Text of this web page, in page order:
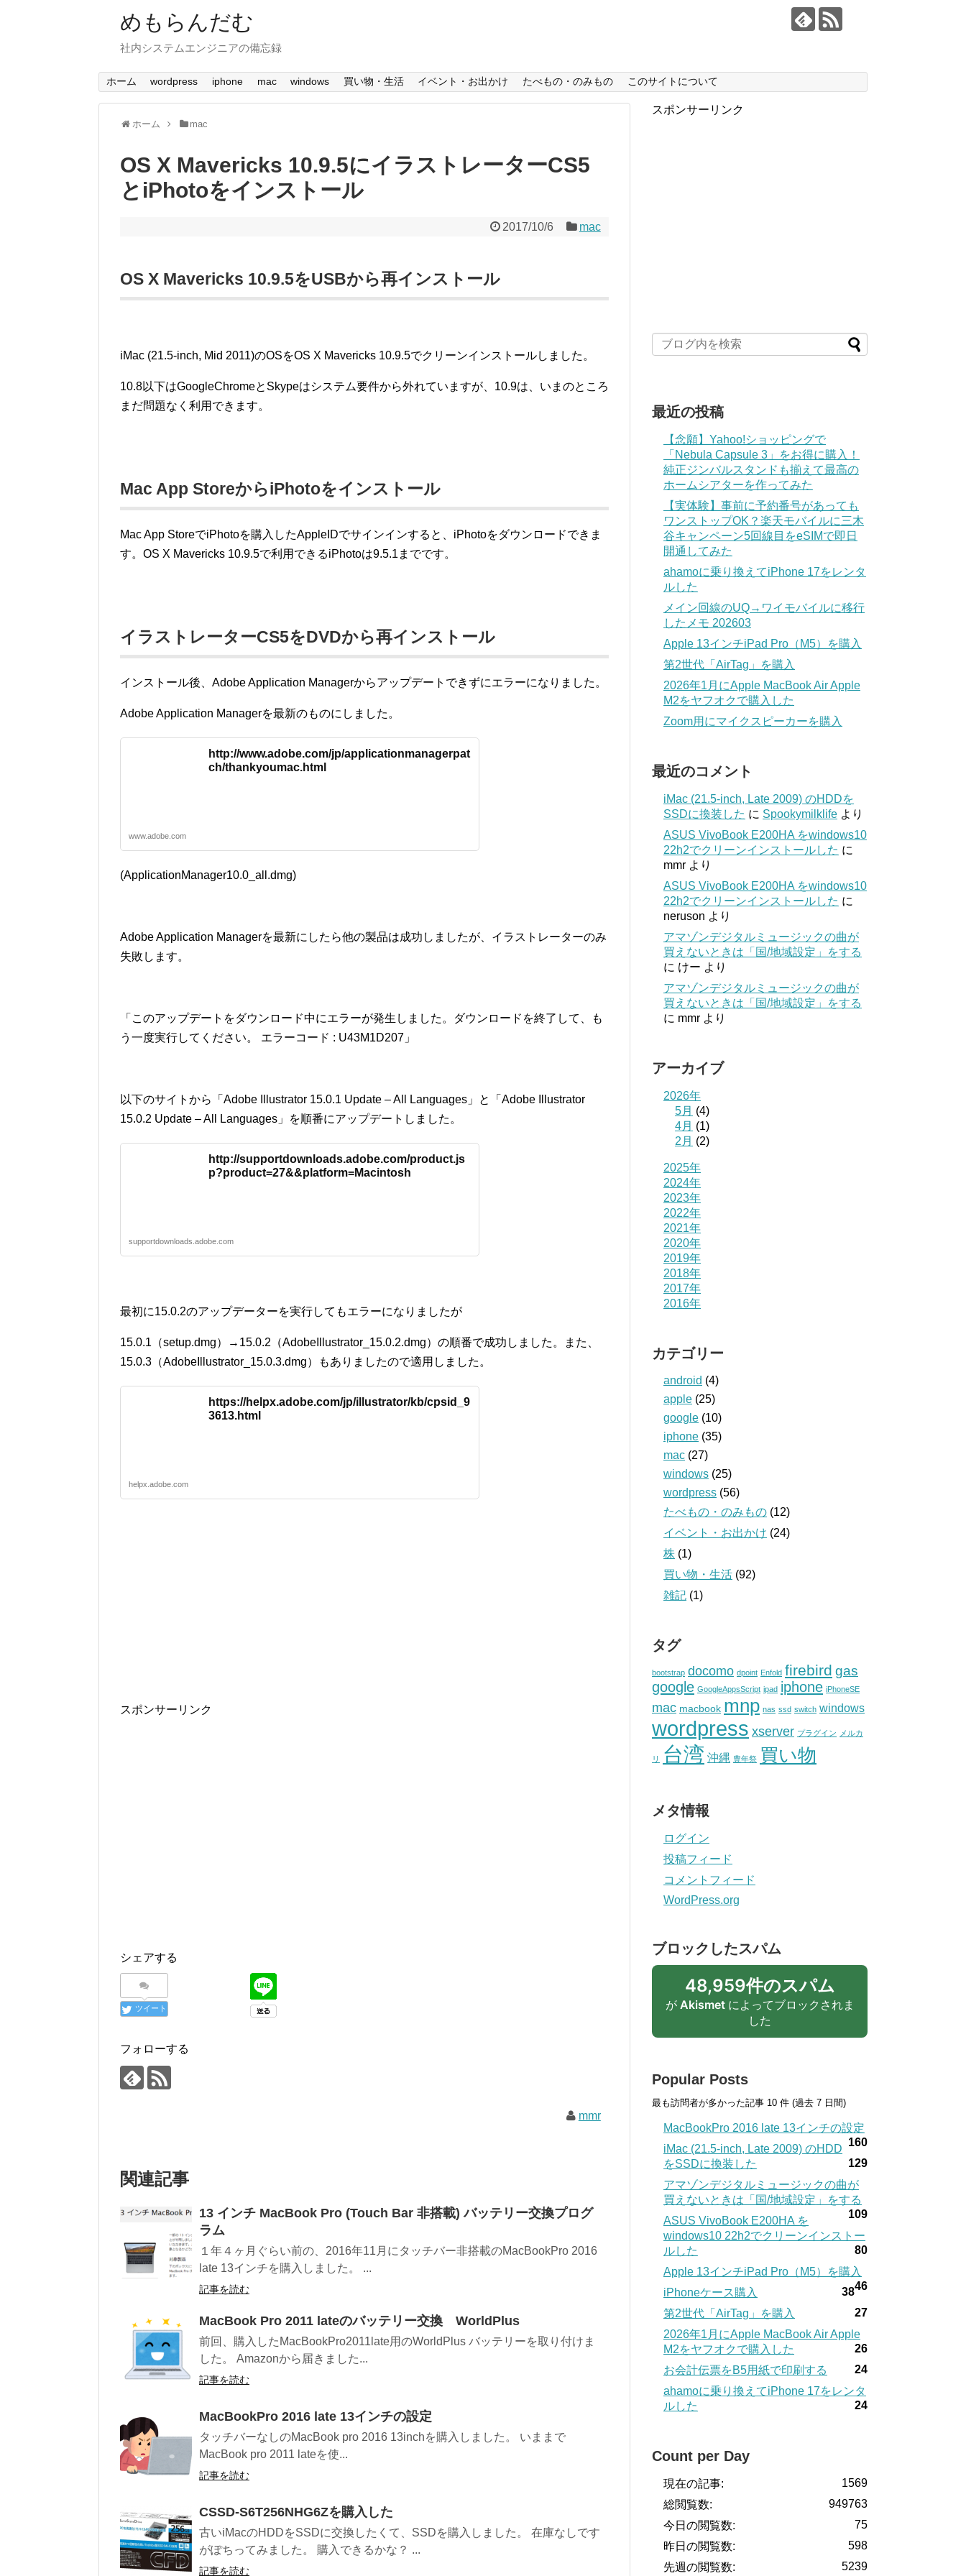
めもらんだむ
社内システムエンジニアの備忘録
ホーム wordpress iphone mac windows 買い物・生活 イベント・お出かけ たべもの・のみもの このサイトについて
ホーム mac
OS X Mavericks 10.9.5にイラストレーターCS5
とiPhotoをインストール
2017/10/6 mac
OS X Mavericks 10.9.5をUSBから再インストール
iMac (21.5-inch, Mid 2011)のOSをOS X Mavericks 10.9.5でクリーンインストールしました。
10.8以下はGoogleChromeとSkypeはシステム要件から外れていますが、10.9は、いまのところ
まだ問題なく利用できます。
Mac App StoreからiPhotoをインストール
Mac App StoreでiPhotoを購入したAppleIDでサインインすると、iPhotoをダウンロードできま
す。OS X Mavericks 10.9.5で利用できるiPhotoは9.5.1までです。
イラストレーターCS5をDVDから再インストール
インストール後、Adobe Application Managerからアップデートできずにエラーになりました。
Adobe Application Managerを最新のものにしました。
http://www.adobe.com/jp/applicationmanagerpat
ch/thankyoumac.html
www.adobe.com
(ApplicationManager10.0_all.dmg)
Adobe Application Managerを最新にしたら他の製品は成功しましたが、イラストレーターのみ
失敗します。
「このアップデートをダウンロード中にエラーが発生しました。ダウンロードを終了して、も
う一度実行してください。 エラーコード : U43M1D207」
以下のサイトから「Adobe Illustrator 15.0.1 Update – All Languages」と「Adobe Illustrator
15.0.2 Update – All Languages」を順番にアップデートしました。
http://supportdownloads.adobe.com/product.js
p?product=27&&platform=Macintosh
supportdownloads.adobe.com
最初に15.0.2のアップデーターを実行してもエラーになりましたが
15.0.1（setup.dmg）→15.0.2（AdobeIllustrator_15.0.2.dmg）の順番で成功しました。また、
15.0.3（AdobeIllustrator_15.0.3.dmg）もありましたので適用しました。
https://helpx.adobe.com/jp/illustrator/kb/cpsid_9
3613.html
helpx.adobe.com
スポンサーリンク
シェアする
ツイート
フォローする
mmr
関連記事
13 インチ MacBook Pro (Touch Bar 非搭載) バッテリー交換プログ
ラム
１年４ヶ月ぐらい前の、2016年11月にタッチバー非搭載のMacBookPro 2016
late 13インチを購入しました。 ...
記事を読む
MacBook Pro 2011 lateのバッテリー交換 WorldPlus
前回、購入したMacBookPro2011late用のWorldPlus バッテリーを取り付けま
した。 Amazonから届きました...
記事を読む
MacBookPro 2016 late 13インチの設定
タッチバーなしのMacBook pro 2016 13inchを購入しました。 いままで
MacBook pro 2011 lateを使...
記事を読む
CSSD-S6T256NHG6Zを購入した
古いiMacのHDDをSSDに交換したくて、SSDを購入しました。 在庫なしです
がぽちってみました。 購入できるかな？ ...
記事を読む
スポンサーリンク
最近の投稿
【念願】Yahoo!ショッピングで
「Nebula Capsule 3」をお得に購入！
純正ジンバルスタンドも揃えて最高の
ホームシアターを作ってみた
【実体験】事前に予約番号があっても
ワンストップOK？楽天モバイルに三木
谷キャンペーン5回線目をeSIMで即日
開通してみた
ahamoに乗り換えてiPhone 17をレンタ
ルした
メイン回線のUQ→ワイモバイルに移行
したメモ 202603
Apple 13インチiPad Pro（M5）を購入
第2世代「AirTag」を購入
2026年1月にApple MacBook Air Apple
M2をヤフオクで購入した
Zoom用にマイクスピーカーを購入
最近のコメント
iMac (21.5-inch, Late 2009) のHDDを
SSDに換装した に Spookymilklife より
ASUS VivoBook E200HA をwindows10
22h2でクリーンインストールした に
mmr より
ASUS VivoBook E200HA をwindows10
22h2でクリーンインストールした に
neruson より
アマゾンデジタルミュージックの曲が
買えないときは「国/地域設定」をする
に けー より
アマゾンデジタルミュージックの曲が
買えないときは「国/地域設定」をする
に mmr より
アーカイブ
2026年
5月 (4)
4月 (1)
2月 (2)
2025年
2024年
2023年
2022年
2021年
2020年
2019年
2018年
2017年
2016年
カテゴリー
android (4)
apple (25)
google (10)
iphone (35)
mac (27)
windows (25)
wordpress (56)
たべもの・のみもの (12)
イベント・お出かけ (24)
株 (1)
買い物・生活 (92)
雑記 (1)
タグ
bootstrap docomo dpoint Enfold firebird gas
google GoogleAppsScript ipad iphone iPhoneSE
mac macbook mnp nas ssd switch windows
wordpress xserver プラグイン メルカ
リ 台湾 沖縄 豊年祭 買い物
メタ情報
ログイン
投稿フィード
コメントフィード
WordPress.org
ブロックしたスパム
48,959件のスパム
が Akismetによってブロックされま
した
Popular Posts
最も訪問者が多かった記事 10 件 (過去 7 日間)
MacBookPro 2016 late 13インチの設定
160
iMac (21.5-inch, Late 2009) のHDD
をSSDに換装した
129
アマゾンデジタルミュージックの曲が
買えないときは「国/地域設定」をする
109
ASUS VivoBook E200HA を
windows10 22h2でクリーンインストー
ルした
80
Apple 13インチiPad Pro（M5）を購入
46
iPhoneケース購入
38
第2世代「AirTag」を購入
27
2026年1月にApple MacBook Air Apple
M2をヤフオクで購入した
26
お会計伝票をB5用紙で印刷する
24
ahamoに乗り換えてiPhone 17をレンタ
ルした
24
Count per Day
1569
現在の記事:
949763
総閲覧数:
75
今日の閲覧数:
598
昨日の閲覧数:
5239
先週の閲覧数: